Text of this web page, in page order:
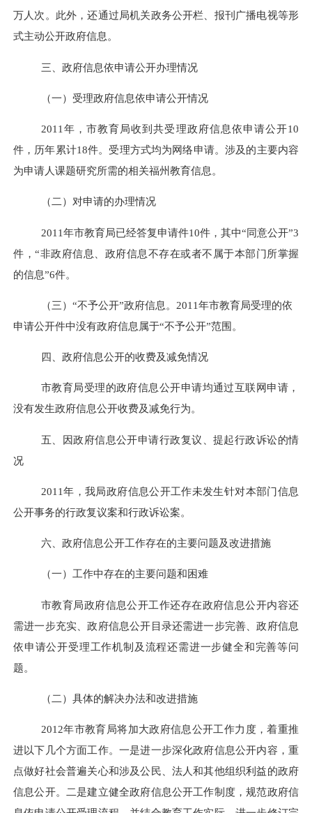
万人次。此外，还通过局机关政务公开栏、报刊广播电视等形
式主动公开政府信息。
三、政府信息依申请公开办理情况
（一）受理政府信息依申请公开情况
2011 年，市教育局收到共受理政府信息依申请公开10
件，历年累计18件。受理方式均为网络申请。涉及的主要内容
为申请人课题研究所需的相关福州教育信息。
（二）对申请的办理情况
2011年市教育局已经答复申请件10件，其中“同意公开”3
件，“非政府信息、政府信息不存在或者不属于本部门所掌握
的信息”6件。
（三）“不予公开”政府信息。 2011年市教育局受理的依
申请公开件中没有政府信息属于“不予公开”范围。
四、政府信息公开的收费及减免情况
市教育局受理的政府信息公开申请均通过互联网申请，
没有发生政府信息公开收费及减免行为。
五、因政府信息公开申请行政复议、提起行政诉讼的情
况
2011年，我局政府信息公开工作未发生针对本部门信息
公开事务的行政复议案和行政诉讼案。
六、政府信息公开工作存在的主要问题及改进措施
（一）工作中存在的主要问题和困难
市教育局政府信息公开工作还存在政府信息公开内容还
需进一步充实、政府信息公开目录还需进一步完善、政府信息
依申请公开受理工作机制及流程还需进一步健全和完善等问
题。
（二）具体的解决办法和改进措施
2012年市教育局将加大政府信息公开工作力度，着重推
进以下几个方面工作。一是进一步深化政府信息公开内容，重
点做好社会普遍关心和涉及公民、法人和其他组织利益的政府
信息公开。二是建立健全政府信息公开工作制度，规范政府信